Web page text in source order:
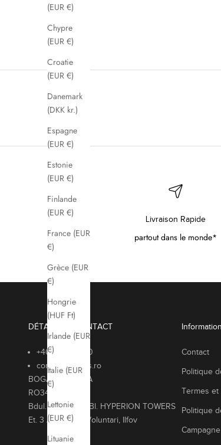
(EUR €)
Chypre
(EUR €)
Croatie
(EUR €)
Danemark
(DKK kr.)
Espagne
(EUR €)
Estonie
(EUR €)
Finlande
(EUR €)
France (EUR
€)
Grèce (EUR
€)
Hongrie
(HUF Ft)
Irlande (EUR
€)
Italie (EUR
€)
Lettonie
(EUR €)
Lituanie
Livraison Rapide
partout dans le monde*
DÉTAILS DE CONTACT
+40768669580
contact@bogas.ro
BOGAS SHOP SA
RO34142212
Bdul. Pipera 1/Vi Bl. HYPERION TOWERS
Et. 3 Ap. BIR. 3, Voluntari, Ilfov
Information
Contact
Politique
Termes et
Politique